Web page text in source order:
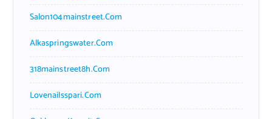
Salon104mainstreet.com
Alkaspringswater.com
318mainstreet8h.com
Lovenailsspari.com